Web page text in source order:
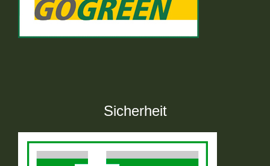
Sicherheit